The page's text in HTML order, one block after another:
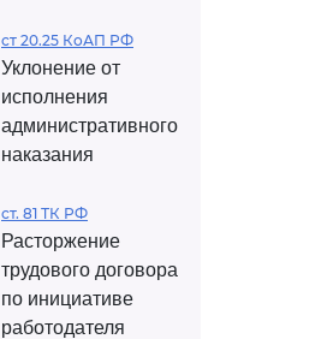
ст 20.25 КоАП РФ
Уклонение от
исполнения
административного
наказания
ст. 81 ТК РФ
Расторжение
трудового договора
по инициативе
работодателя